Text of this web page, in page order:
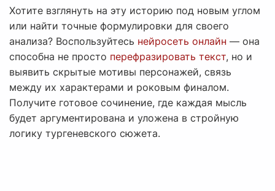
Хотите взглянуть на эту историю под новым углом
или найти точные формулировки для своего
анализа? Воспользуйтесь нейросеть онлайн — она
способна не просто перефразировать текст, но и
выявить скрытые мотивы персонажей, связь
между их характерами и роковым финалом.
Получите готовое сочинение, где каждая мысль
будет аргументирована и уложена в стройную
логику тургеневского сюжета.